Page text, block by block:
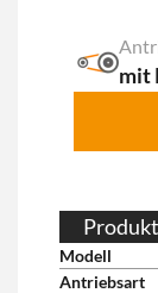
mit
Modell
Antriebsart